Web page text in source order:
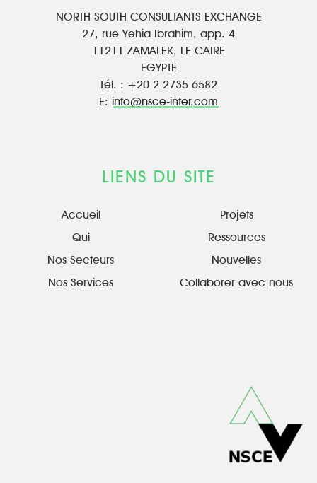
NORTH SOUTH CONSULTANTS EXCHANGE
27, rue Yehia Ibrahim, app. 4
11211 ZAMALEK, LE CAIRE
EGYPTE
Tél. : +20 2 2735 6582
E: info@nsce-inter.com
LIENS DU SITE
Accueil
Qui
Nos Secteurs
Nos Services
Projets
Ressources
Nouvelles
Collaborer avec nous